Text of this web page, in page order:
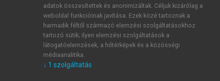
E-MAIL-CÍM
adatok összesítettek és anonimizáltak. Céljuk kizárólag a
weboldal funkcióinak javítása. Ezek közé tartoznak a
harmadik féltől származó elemzési szolgáltatásokhoz
tartozó sütik; ilyen elemzési szolgáltatások a
látogatóelemzések, a hőtérképek és a közösségi
médiaanalitika.
↓ 1 szolgáltatás